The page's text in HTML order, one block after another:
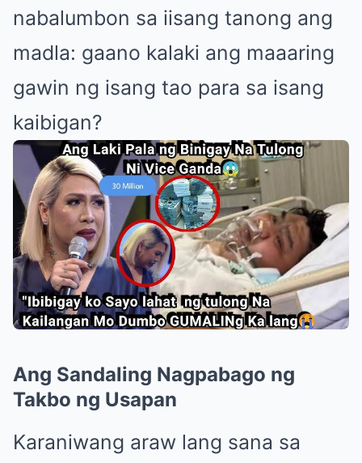
nabalumbon sa iisang tanong ang
madla: gaano kalaki ang maaaring
gawin ng isang tao para sa isang
kaibigan?
Ang Sandaling Nagpabago ng
Takbo ng Usapan
Karaniwang araw lang sana sa